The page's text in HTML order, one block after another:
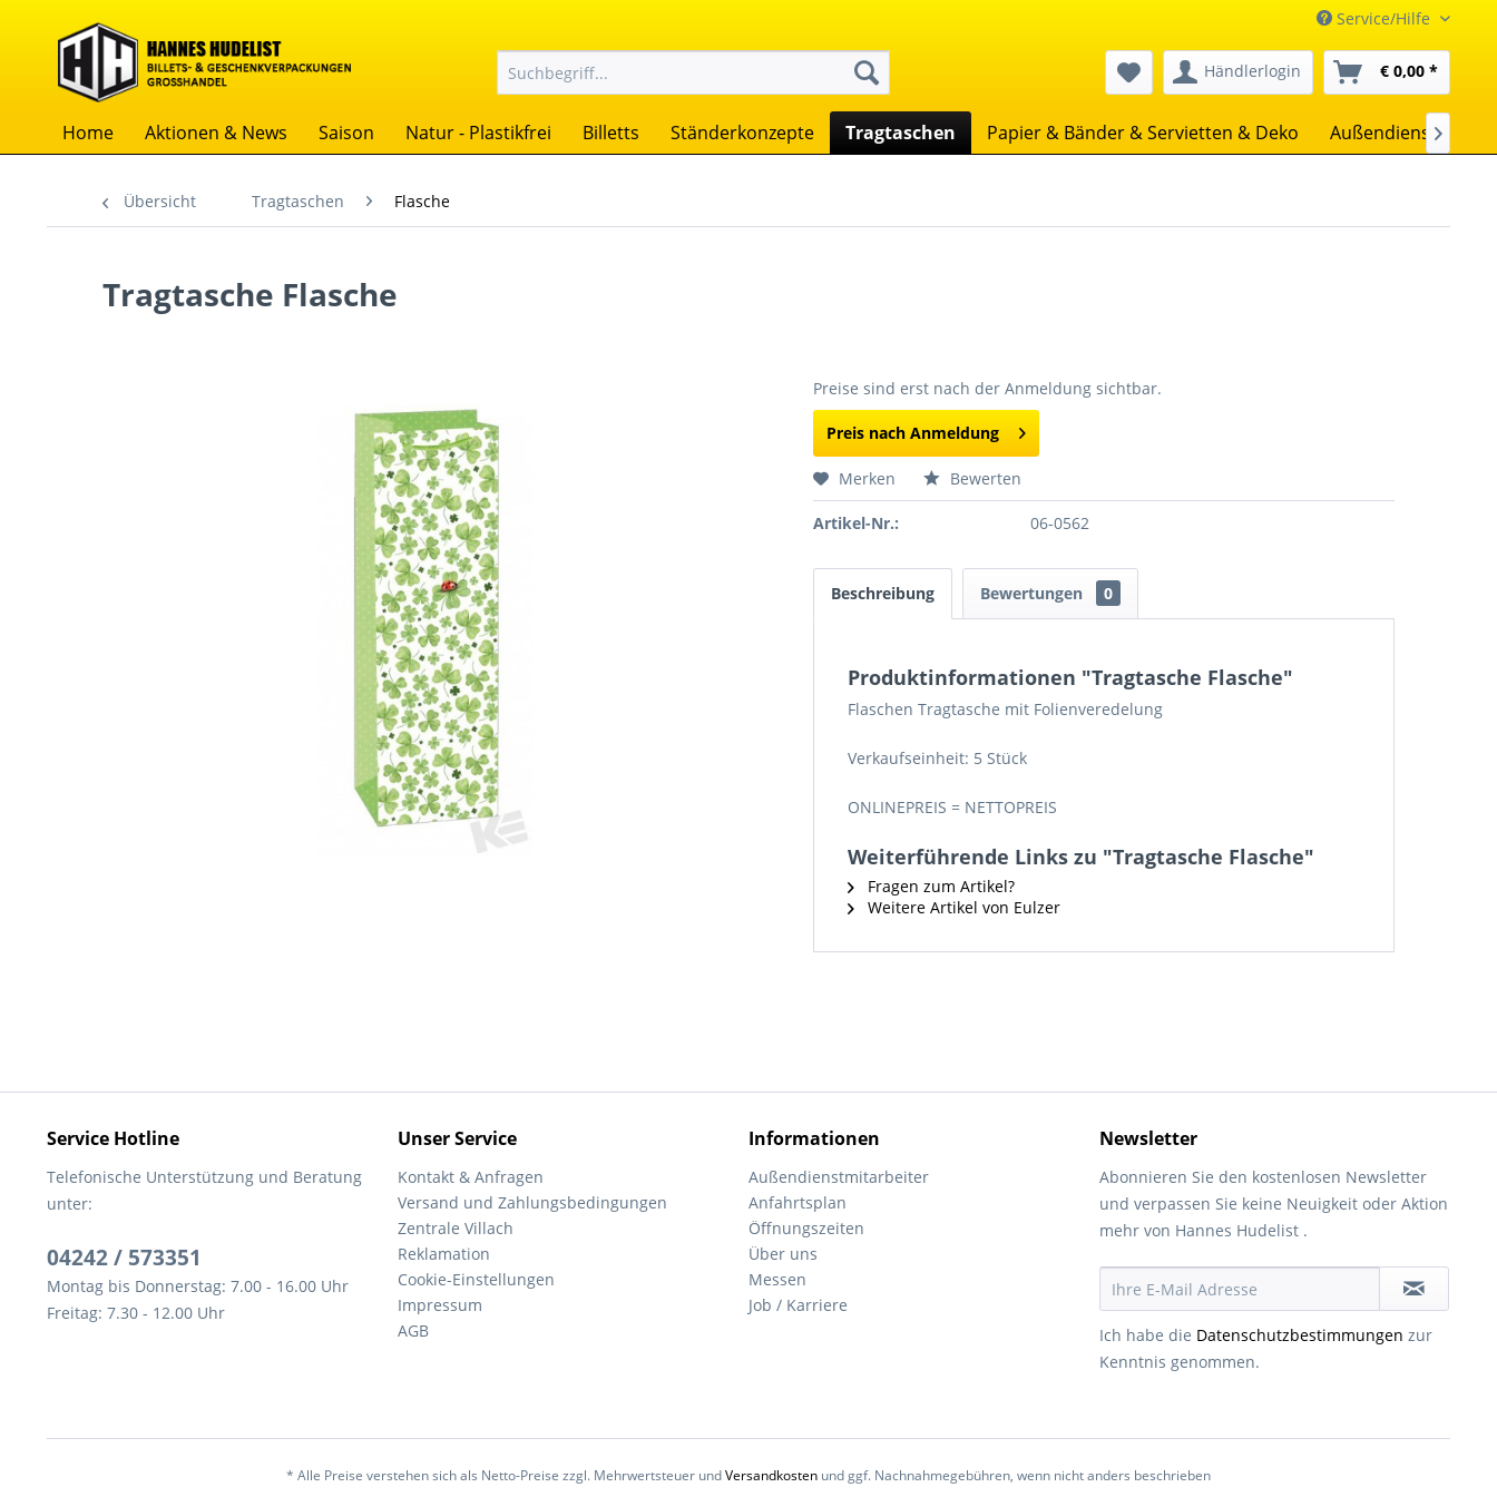
Service/Hilfe
Händlerlogin € 0,00 *
Home Aktionen & News Saison Natur - Plastikfrei Billetts Ständerkonzepte Tragtaschen Papier & Bänder & Servietten & Deko Außendienst
Übersicht Tragtaschen Flasche
Tragtasche Flasche
Preise sind erst nach der Anmeldung sichtbar.
Preis nach Anmeldung
Merken Bewerten
Artikel-Nr.: 06-0562
Beschreibung Bewertungen 0
Produktinformationen "Tragtasche Flasche"
Flaschen Tragtasche mit Folienveredelung
Verkaufseinheit: 5 Stück
ONLINEPREIS = NETTOPREIS
Weiterführende Links zu "Tragtasche Flasche"
Fragen zum Artikel?
Weitere Artikel von Eulzer
Service Hotline
Telefonische Unterstützung und Beratung
unter:
04242 / 573351
Montag bis Donnerstag: 7.00 - 16.00 Uhr
Freitag: 7.30 - 12.00 Uhr
Unser Service
Kontakt & Anfragen
Versand und Zahlungsbedingungen
Zentrale Villach
Reklamation
Cookie-Einstellungen
Impressum
AGB
Informationen
Außendienstmitarbeiter
Anfahrtsplan
Öffnungszeiten
Über uns
Messen
Job / Karriere
Newsletter
Abonnieren Sie den kostenlosen Newsletter
und verpassen Sie keine Neuigkeit oder Aktion
mehr von Hannes Hudelist .
Ich habe die Datenschutzbestimmungen zur
Kenntnis genommen.
* Alle Preise verstehen sich als Netto-Preise zzgl. Mehrwertsteuer undVersandkosten und ggf. Nachnahmegebühren, wenn nicht anders beschrieben